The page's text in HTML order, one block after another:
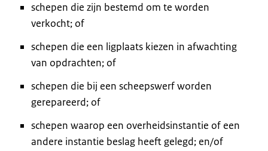
schepen die zijn bestemd om te worden
verkocht; of
schepen die een ligplaats kiezen in afwachting
van opdrachten; of
schepen die bij een scheepswerf worden
gerepareerd; of
schepen waarop een overheidsinstantie of een
andere instantie beslag heeft gelegd; en/of